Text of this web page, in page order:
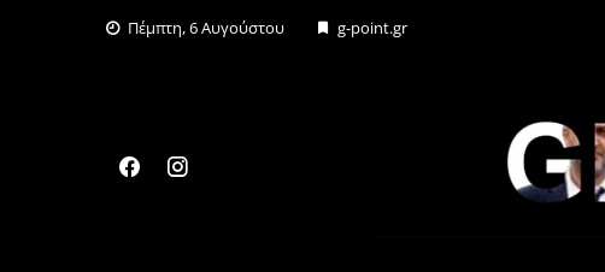
Πέμπτη, 6 Αυγούστου g-point.gr